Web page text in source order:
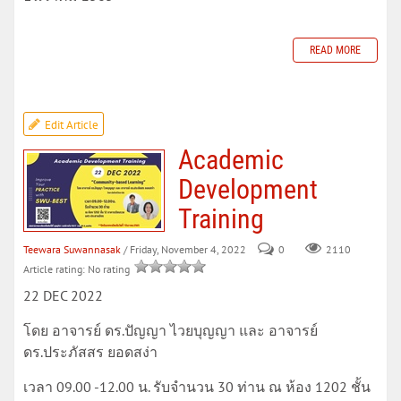
READ MORE
Edit Article
Academic
Development
Training
Teewara Suwannasak / Friday, November 4, 2022 0
2110
Article rating: No rating
22 DEC 2022
โดย อาจารย์ ดร.ปัญญา ไวยบุญญา และ อาจารย์
ดร.ประภัสสร ยอดสง่า
เวลา 09.00 -12.00 น. รับจำนวน 30 ท่าน ณ ห้อง 1202 ชั้น